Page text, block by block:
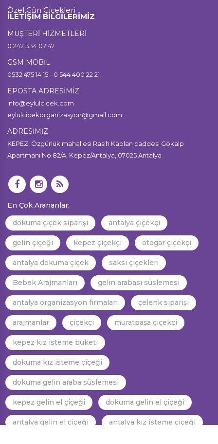
Özel Gün Çiçekleri
İLETİŞİM BİLGİLERİMİZ
MÜŞTERİ HİZMETLERİ
0 242 334 07 47
GSM MOBİL
0532 475 14 15 - 0 544 400 22 21
EPOSTA ADRESİMİZ
info@eylulcicek.com
eylulcicekorganizasyon@gmail.com
ADRESİMİZ
KEPEZ, Özgürlük mahallesi Rasih Kaplan caddesi Gökalp
Apartmanı No:82/A, Kepez/Antalya, 07025 Antalya
En Çok Arananlar:
dokuma çiçek siparişi
antalya çiçekçi
gelin çiçeği kepez çiçekçi otogar çiçekçi
antalya dokuma çiçek saksı çiçekleri
Bebek Arajmanları gelin arabası süslemesi
antalya organizasyon firmaları çelenk siparişi
arajmanlar çiçekçi muratpaşa çiçekçi
kepez kız isteme buketi
dokuma kız isteme çiçeği
dokuma gelin araba süslemesi
kepez gelin el çiçeği dokuma gelin el çiçeği
antalya gelin el çiçeği antalya kız isteme çiçeği